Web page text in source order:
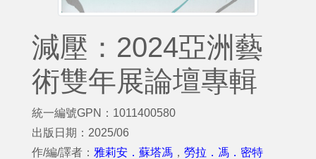
減壓：2024亞洲藝
術雙年展論壇專輯
統一編號GPN：1011400580
出版日期：2025/06
作/編/譯者： 雅莉安．蘇塔馮 ， 勞拉．馮．密特